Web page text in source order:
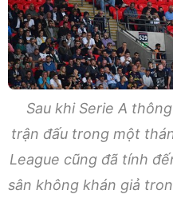
Sau khi Serie A
trận đấu trong một
League cũng đã tính
sân không khán giả